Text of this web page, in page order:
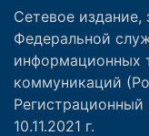
Сетевое издание,
Федеральной
информационных
коммуникаций
10.11.2021 г.